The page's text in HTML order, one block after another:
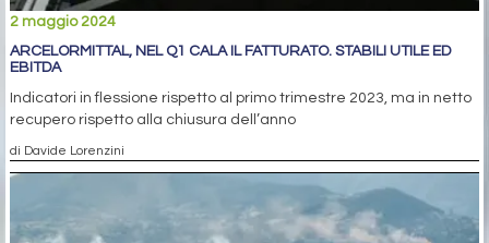
2 maggio 2024
ARCELORMITTAL, NEL Q1 CALA IL FATTURATO. STABILI UTILE ED
EBITDA
Indicatori in flessione rispetto al primo trimestre 2023, ma in netto
recupero rispetto alla chiusura dell’anno
di Davide Lorenzini